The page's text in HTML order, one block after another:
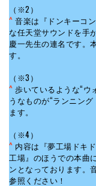
（※2）
^ 音楽は『ドンキーコ
な任天堂サウンドを手
慶一先生の連名です。
す。
（※3）
^ 歩いているような“ウ
うなものが“ランニン
ます。
（※4）
^ 内容は『夢工場ドキ
工場』のほうでの本曲
ンとなっております。
参照ください！